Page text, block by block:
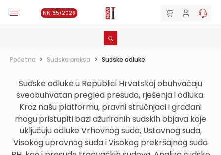
NN 85/2026
Početna > Sudska praksa > Sudske odluke
Sudske odluke u Republici Hrvatskoj obuhvaćaju
sveobuhvatan pregled presuda, rješenja i odluka.
Kroz našu platformu, pravni stručnjaci i građani
mogu pristupiti bazi ažuriranih sudskih objava koje
uključuju odluke Vrhovnog suda, Ustavnog suda,
Visokog upravnog suda i Visokog prekršajnog suda